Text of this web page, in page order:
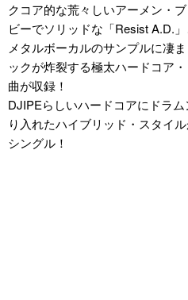
クコア的な荒々しいアーメン・
ビーでソリッドな「Resist A.D.」
メタルボーカルのサンプルに凄
ックが炸裂する極太ハードコア
曲が収録！
DJIPEらしいハードコアにドラ
り入れたハイブリッド・スタイ
シングル！